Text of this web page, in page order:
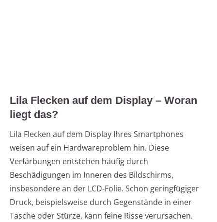
Lila Flecken auf dem Display – Woran
liegt das?
Lila Flecken auf dem Display Ihres Smartphones
weisen auf ein Hardwareproblem hin. Diese
Verfärbungen entstehen häufig durch
Beschädigungen im Inneren des Bildschirms,
insbesondere an der LCD-Folie. Schon geringfügiger
Druck, beispielsweise durch Gegenstände in einer
Tasche oder Stürze, kann feine Risse verursachen.